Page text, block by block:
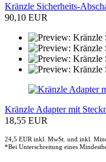
Kränzle Sicherheits-
90,10 EUR
Kränzle Adapter mit
18,55 EUR
24,5 EUR inkl. MwSt. und inkl.
*Bei Unterschreitung eines